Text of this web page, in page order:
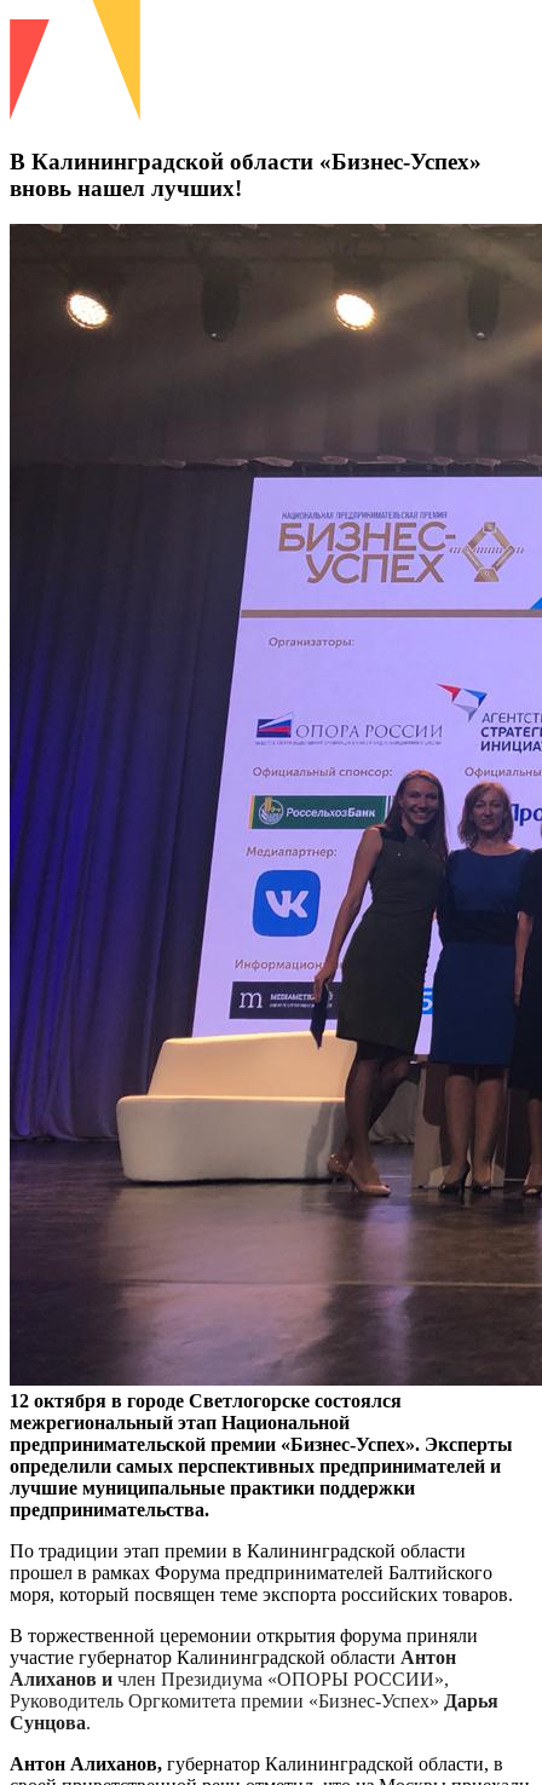
В Калининградской области «Бизнес-Успех»
вновь нашел лучших!
12 октября в городе Светлогорске состоялся
межрегиональный этап Национальной
предпринимательской премии «Бизнес-Успех». Эксперты
определили самых перспективных предпринимателей и
лучшие муниципальные практики поддержки
предпринимательства.
По традиции этап премии в Калининградской области
прошел в рамках Форума предпринимателей Балтийского
моря, который посвящен теме экспорта российских товаров.
В торжественной церемонии открытия форума приняли
участие губернатор Калининградской области Антон
Алиханов и член Президиума «ОПОРЫ РОССИИ»,
Руководитель Оргкомитета премии «Бизнес-Успех» Дарья
Сунцова.
Антон Алиханов, губернатор Калининградской области, в